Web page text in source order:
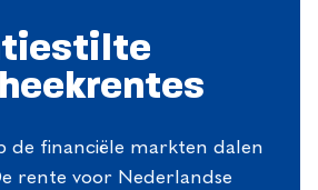
de financiële markten dalen
rente voor Nederlandse